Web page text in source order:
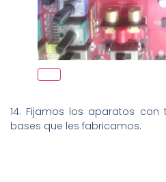
14. Fijamos los aparatos
bases que les fabricamos.